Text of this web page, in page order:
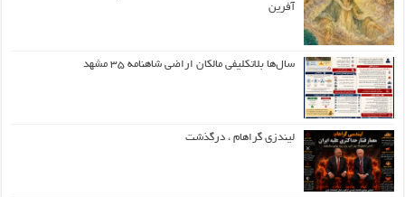
آفرین
سال‌ها بلاتکلیفی مالکان اراضی شاهنامه ۳۵ مشهد
لیندزی گراهام ، درگذشت